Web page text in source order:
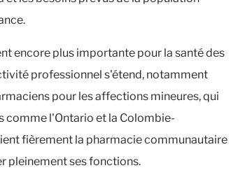
encore plus importante pour la santé des
professionnel s'étend, notamment
pour les affections mineures, qui
comme l'Ontario et la Colombie-
fièrement la pharmacie communautaire
pleinement ses fonctions.